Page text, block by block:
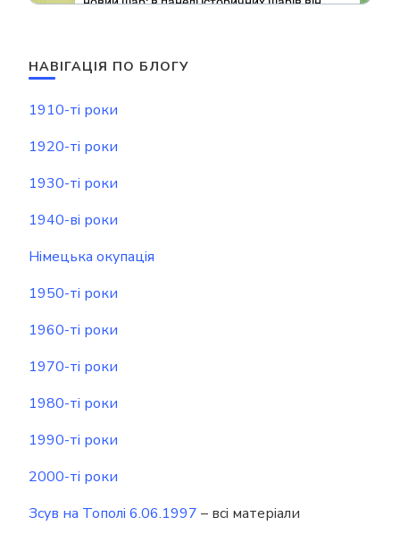
НАВІГАЦІЯ ПО БЛОГУ
1910-ті роки
1920-ті роки
1930-ті роки
1940-ві роки
Німецька окупація
1950-ті роки
1960-ті роки
1970-ті роки
1980-ті роки
1990-ті роки
2000-ті роки
Зсув на Тополі 6.06.1997 – всі матеріали